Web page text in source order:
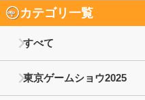
カテゴリ一覧
すべて
東京ゲームショウ2025